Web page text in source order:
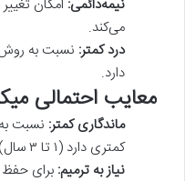
نیمه‌دائمی: امکان
می‌کند.
درد کمتر: نسبت به
دارد.
معایب احتمالی
ماندگاری کمتر: نسبت
کمتری دارد (۱ تا ۳ سال).
نیاز به ترمیم: برای حفظ